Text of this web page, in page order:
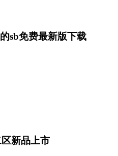
sb免费最新版下载
新品上市